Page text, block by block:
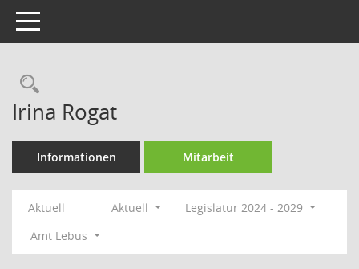
Toggle navigation
Rechercheauswahl
Irina Rogat
Informationen Mitarbeit
Aktuell Aktuell
Legislatur 2024 - 2029
Amt Lebus